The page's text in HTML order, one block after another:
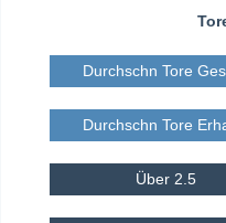
Durchschn Tore
Durchschn Tore
Über 2.5